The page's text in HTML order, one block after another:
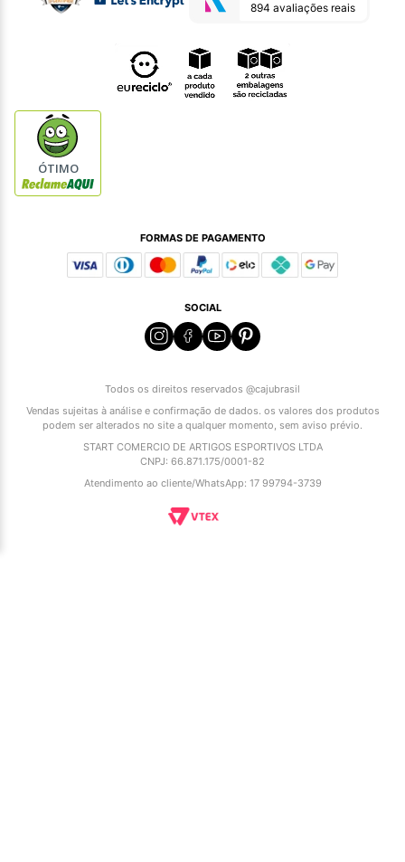
894 avaliações reais
ÓTIMO
FORMAS DE PAGAMENTO
SOCIAL
Todos os direitos reservados @cajubrasil
Vendas sujeitas à análise e confirmação de dados. os valores dos produtos
podem ser alterados no site a qualquer momento, sem aviso prévio.
START COMERCIO DE ARTIGOS ESPORTIVOS LTDA
CNPJ: 66.871.175/0001-82
Atendimento ao cliente/WhatsApp: 17 99794-3739